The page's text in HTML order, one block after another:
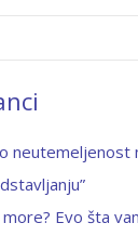
neutemeljenost
Evo šta